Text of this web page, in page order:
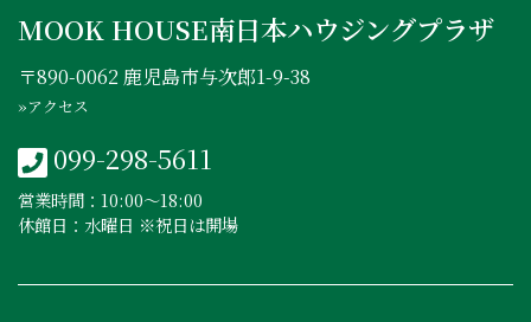
MOOK HOUSE南日本ハウジングプラザ
〒890-0062 鹿児島市与次郎1-9-38
»アクセス
099-298-5611
営業時間：10:00〜18:00
休館日：水曜日 ※祝日は開場